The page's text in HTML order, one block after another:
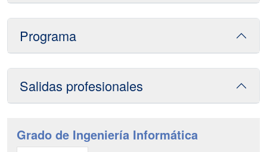
Programa
Salidas profesionales
Grado de Ingeniería Informática